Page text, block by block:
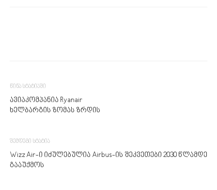
წინა სტატიაში
ავიაკომპანია Ryanair
ხელბარგის ზომას ზრდის
შემდეგი სტატია
Wizz Air-ი იძულებულია Airbus-ის შეკვეთები 2030 წლამდე
გააუქმოს